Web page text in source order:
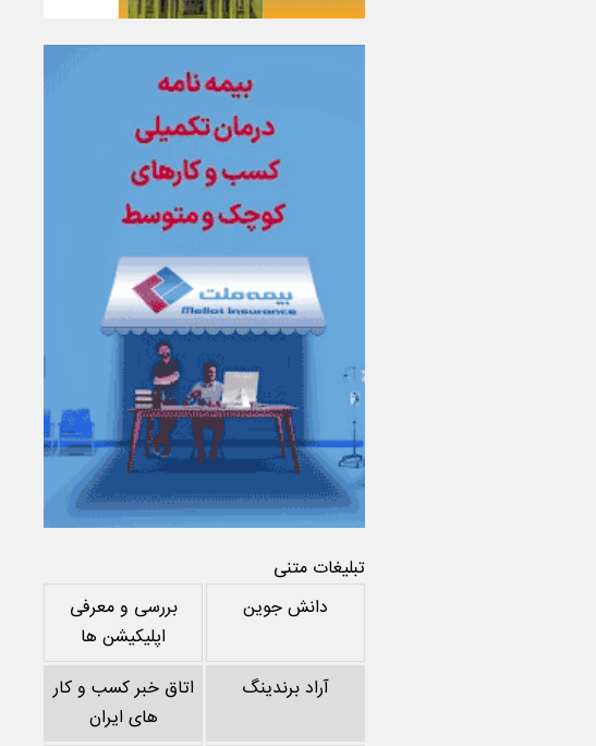
تبلیغات متنی
دانش جوین
بررسی و معرفی
اپلیکیشن ها
آراد برندینگ
اتاق خبر کسب و کار
های ایران